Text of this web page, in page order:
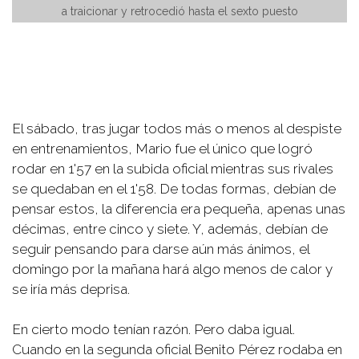
a traicionar y retrocedió hasta el sexto puesto
El sábado, tras jugar todos más o menos al despiste
en entrenamientos, Mario fue el único que logró
rodar en 1'57 en la subida oficial mientras sus rivales
se quedaban en el 1'58. De todas formas, debían de
pensar estos, la diferencia era pequeña, apenas unas
décimas, entre cinco y siete. Y, además, debían de
seguir pensando para darse aún más ánimos, el
domingo por la mañana hará algo menos de calor y
se iría más deprisa.
En cierto modo tenían razón. Pero daba igual.
Cuando en la segunda oficial Benito Pérez rodaba en